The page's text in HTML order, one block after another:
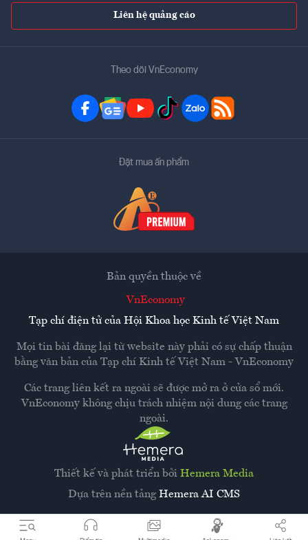
Liên hệ quảng cáo
Theo dõi VnEconomy
Đặt mua ấn phẩm
Thiết kế và phát triển bởi Hemera Media
Dựa trên nền tảng Hemera AI CMS
Bản quyền thuộc về
VnEconomy
Tạp chí điện tử của Hội Khoa học Kinh tế Việt Nam
Mọi tin bài đăng lại từ website này phải có sự chấp thuận
bằng văn bản của Tạp chí Kinh tế Việt Nam - VnEconomy
Các trang liên kết ra ngoài sẽ được mở ra ở cửa sổ mới.
VnEconomy không chịu trách nhiệm nội dung các trang
ngoài.